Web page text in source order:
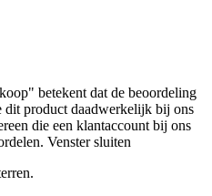
betekent dat de beoordeling
dit product daadwerkelijk bij ons
die een klantaccount bij ons
Venster sluiten